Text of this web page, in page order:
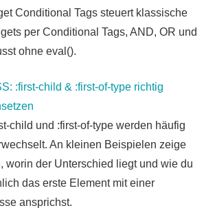
Conditional Tags steuert klassische
per Conditional Tags, AND, OR und
ohne eval().
:first-child & :first-of-type richtig
child und :first-of-type werden häufig
An kleinen Beispielen zeige
worin der Unterschied liegt und wie du
das erste Element mit einer
ansprichst.